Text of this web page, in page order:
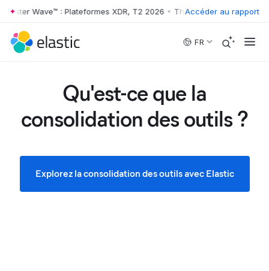
Skip to main content
Wave™ : Plateformes XDR, T2 2026 • The Forrester Wave™ :
Accéder au rapport
FR
Qu'est-ce que la
consolidation des outils ?
Explorez la consolidation des outils avec Elastic